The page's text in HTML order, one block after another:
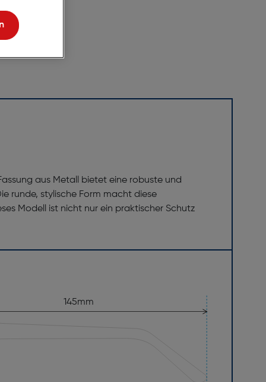
aus Metall bietet eine robuste und
runde, stylische Form macht diese
Modell ist nicht nur ein praktischer Schutz
145mm